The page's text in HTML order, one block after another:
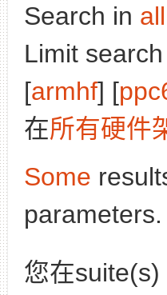
Search in
Limit
[armhf] [
在所有硬件
Some
parameters.
您在suite(s)